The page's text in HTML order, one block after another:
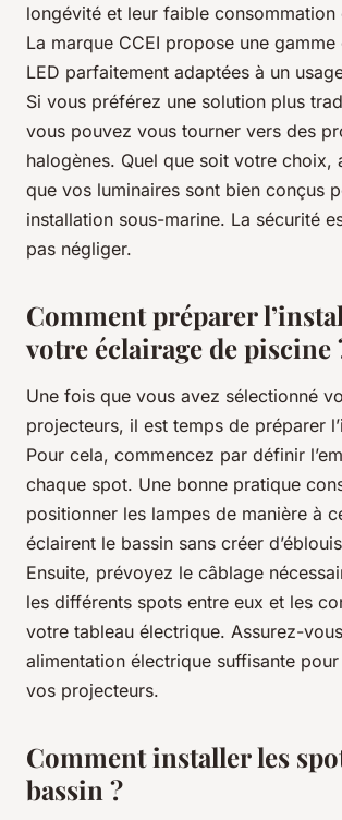
longévité et leur faible consommation
La marque CCEI propose une gamme
LED parfaitement adaptées à un
Si vous préférez une solution plus
vous pouvez vous tourner vers des
halogènes. Quel que soit votre choix,
que vos luminaires sont bien conçus
installation sous-marine. La sécurité
pas négliger.
Comment préparer
votre éclairage de piscine
Une fois que vous avez sélectionné
projecteurs, il est temps de préparer
Pour cela, commencez par définir
chaque spot. Une bonne pratique
positionner les lampes de manière à
éclairent le bassin sans créer
Ensuite, prévoyez le câblage
les différents spots entre eux et les
votre tableau électrique. Assurez-
alimentation électrique suffisante
vos projecteurs.
Comment installer les
bassin ?